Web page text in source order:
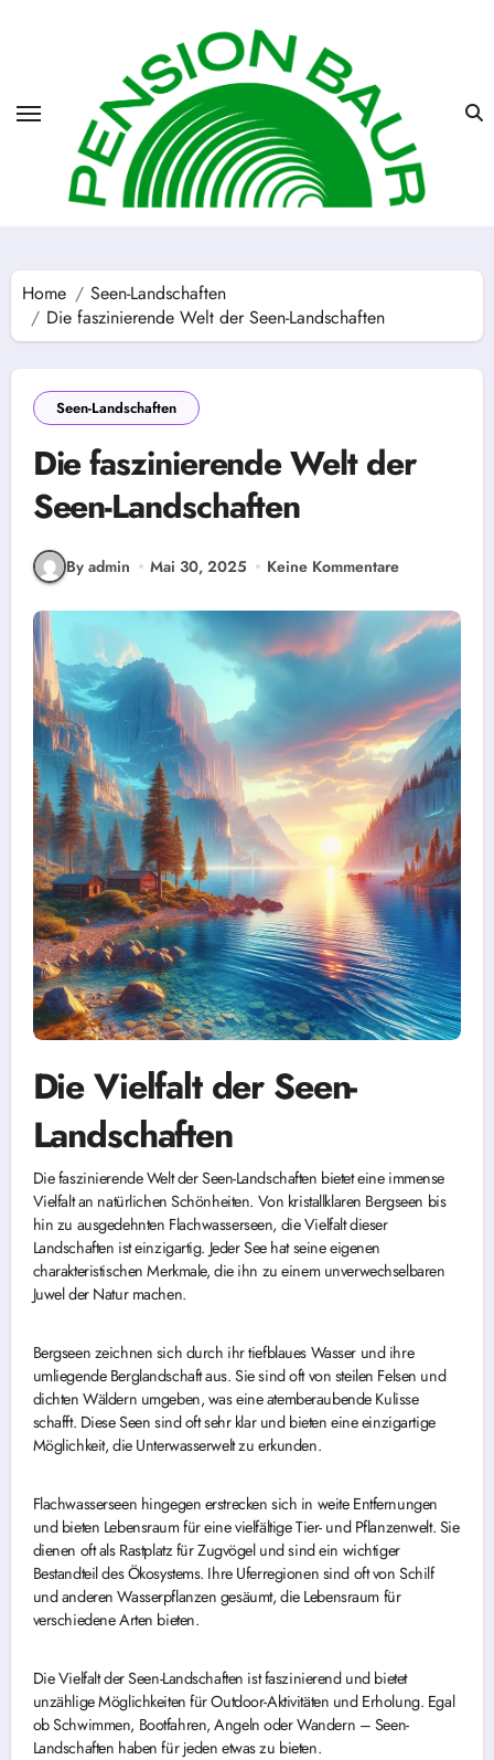
Home
Seen-Landschaften
Die faszinierende Welt der Seen-Landschaften
Seen-Landschaften
Die faszinierende Welt der
Seen-Landschaften
By admin Mai 30, 2025 Keine Kommentare
Die Vielfalt der Seen-
Landschaften
Die faszinierende Welt der Seen-Landschaften bietet eine immense
Vielfalt an natürlichen Schönheiten. Von kristallklaren Bergseen bis
hin zu ausgedehnten Flachwasserseen, die Vielfalt dieser
Landschaften ist einzigartig. Jeder See hat seine eigenen
charakteristischen Merkmale, die ihn zu einem unverwechselbaren
Juwel der Natur machen.
Bergseen zeichnen sich durch ihr tiefblaues Wasser und ihre
umliegende Berglandschaft aus. Sie sind oft von steilen Felsen und
dichten Wäldern umgeben, was eine atemberaubende Kulisse
schafft. Diese Seen sind oft sehr klar und bieten eine einzigartige
Möglichkeit, die Unterwasserwelt zu erkunden.
Flachwasserseen hingegen erstrecken sich in weite Entfernungen
und bieten Lebensraum für eine vielfältige Tier- und Pflanzenwelt. Sie
dienen oft als Rastplatz für Zugvögel und sind ein wichtiger
Bestandteil des Ökosystems. Ihre Uferregionen sind oft von Schilf
und anderen Wasserpflanzen gesäumt, die Lebensraum für
verschiedene Arten bieten.
Die Vielfalt der Seen-Landschaften ist faszinierend und bietet
unzählige Möglichkeiten für Outdoor-Aktivitäten und Erholung. Egal
ob Schwimmen, Bootfahren, Angeln oder Wandern – Seen-
Landschaften haben für jeden etwas zu bieten.